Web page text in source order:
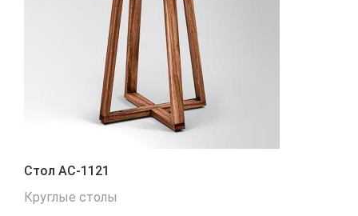
Стол АС-1121
Круглые столы